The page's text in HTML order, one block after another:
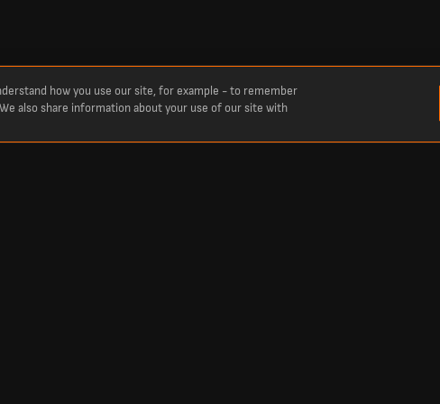
how you use our site, for example - to remember
also share information about your use of our site with